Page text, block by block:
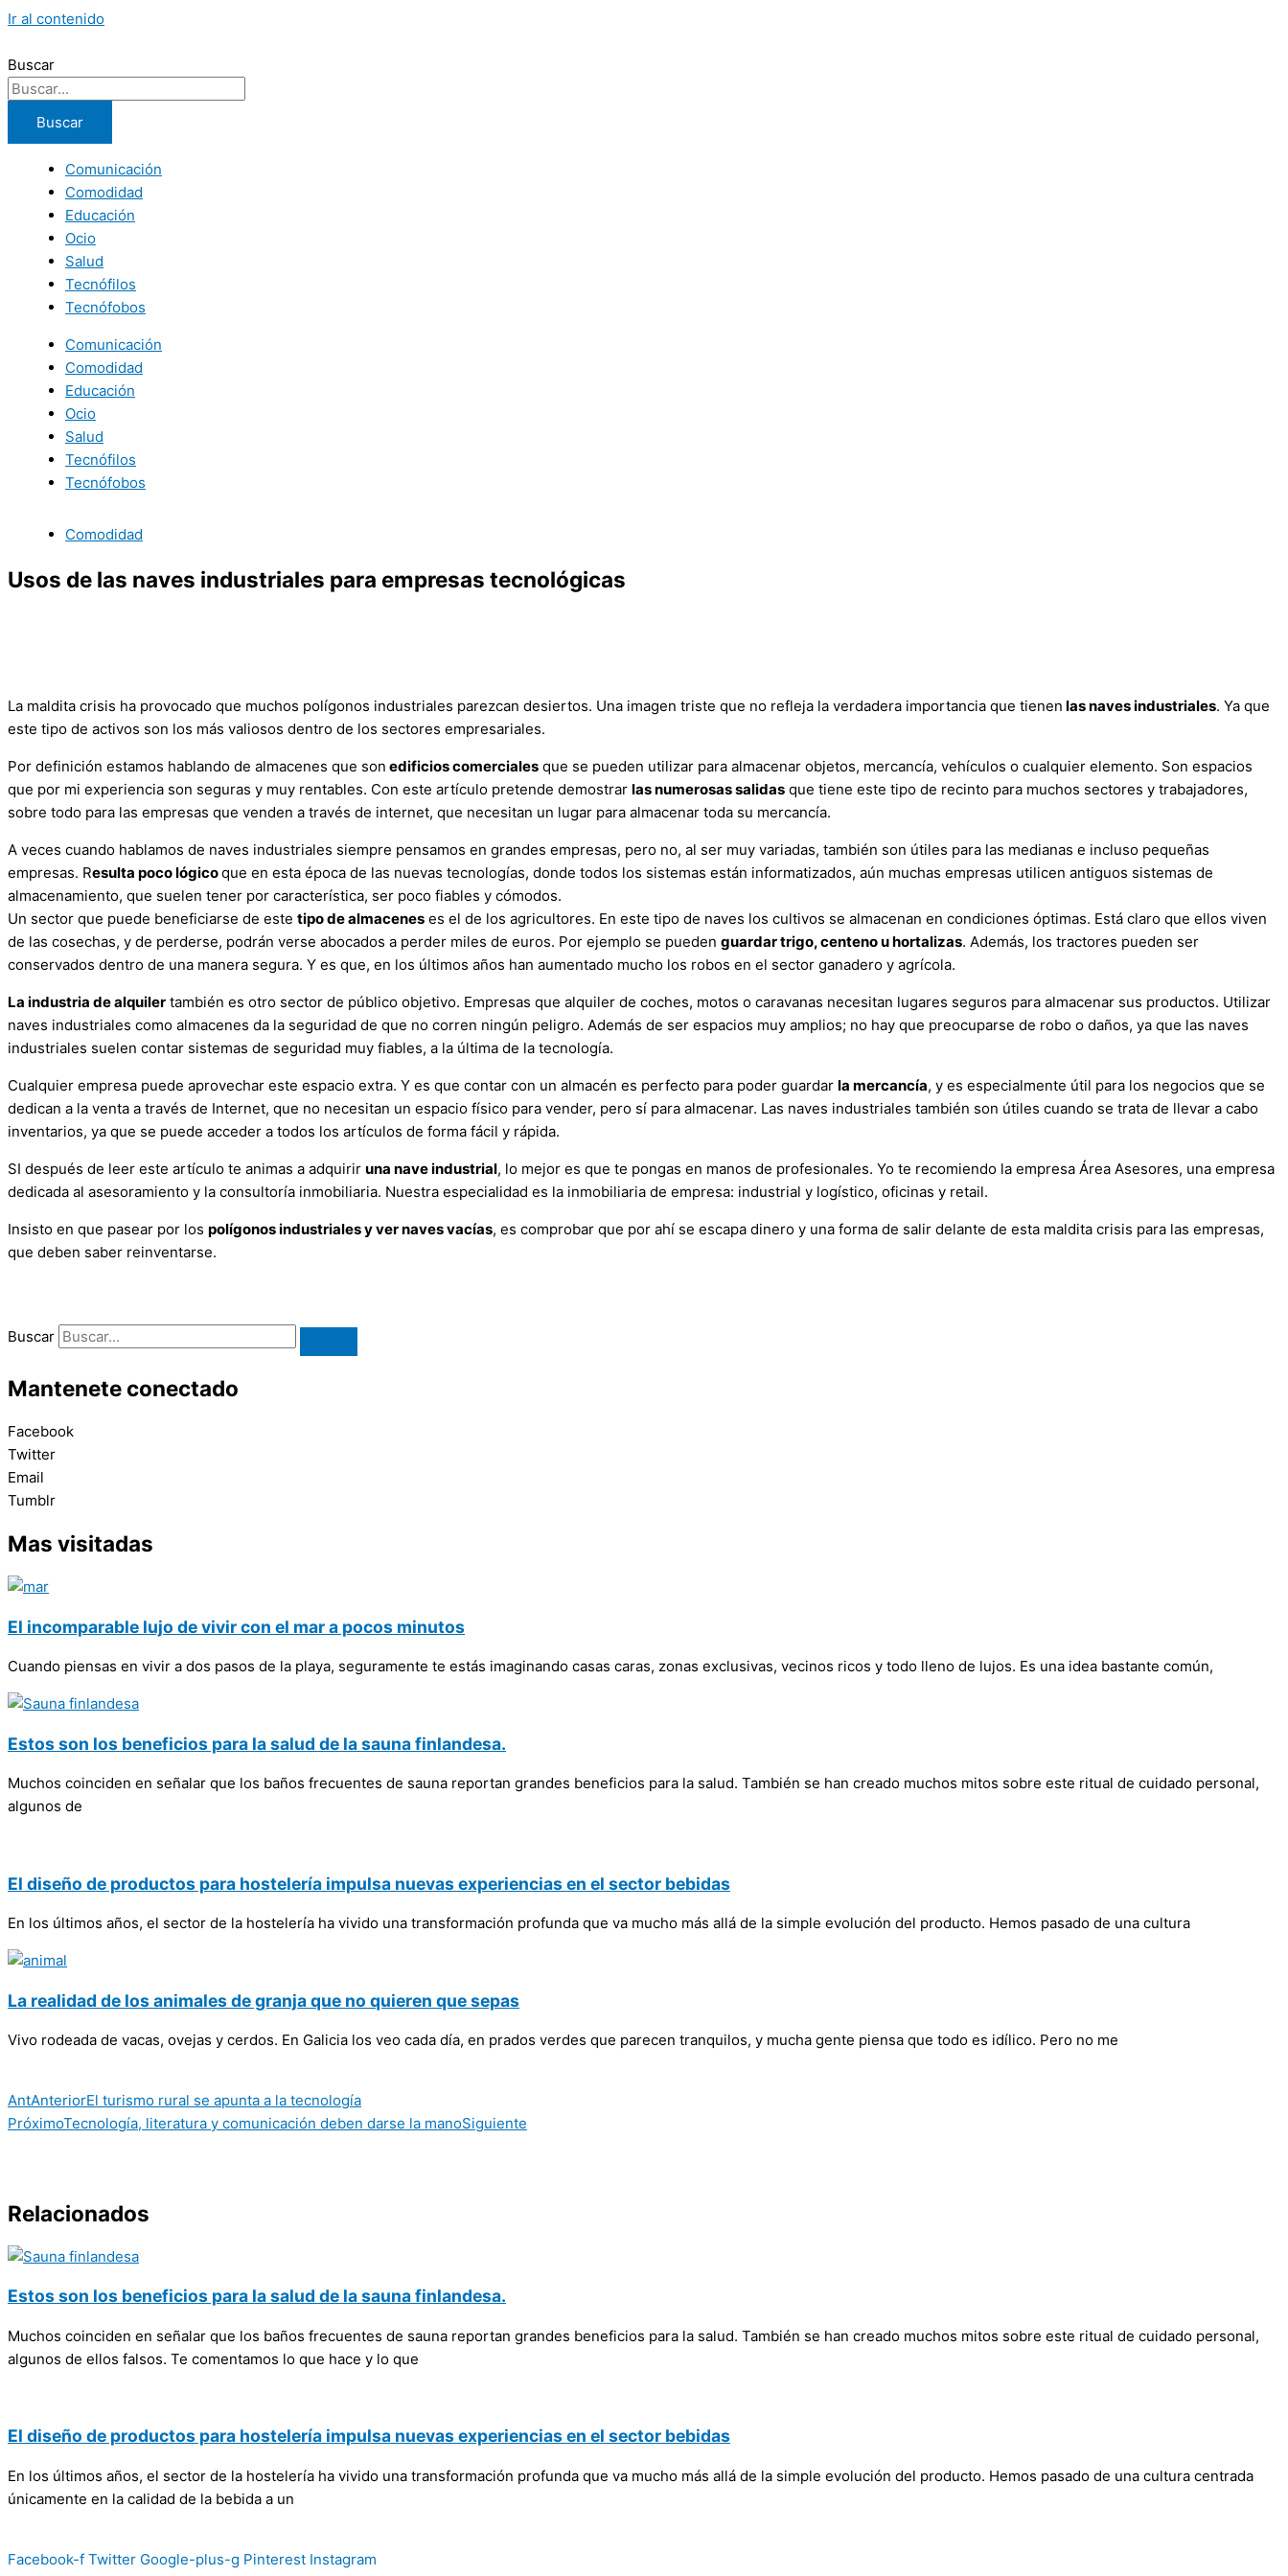
Ir al contenido
Buscar
Buscar
Comunicación
Comodidad
Educación
Ocio
Salud
Tecnófilos
Tecnófobos
Comunicación
Comodidad
Educación
Ocio
Salud
Tecnófilos
Tecnófobos
Comodidad
Usos de las naves industriales para empresas tecnológicas
La maldita crisis ha provocado que muchos polígonos industriales parezcan desiertos. Una imagen triste que no refleja la verdadera importancia que tienen las naves industriales. Ya que
este tipo de activos son los más valiosos dentro de los sectores empresariales.
Por definición estamos hablando de almacenes que son edificios comerciales que se pueden utilizar para almacenar objetos, mercancía, vehículos o cualquier elemento. Son espacios
que por mi experiencia son seguras y muy rentables. Con este artículo pretende demostrar las numerosas salidas que tiene este tipo de recinto para muchos sectores y trabajadores,
sobre todo para las empresas que venden a través de internet, que necesitan un lugar para almacenar toda su mercancía.
A veces cuando hablamos de naves industriales siempre pensamos en grandes empresas, pero no, al ser muy variadas, también son útiles para las medianas e incluso pequeñas
empresas. Resulta poco lógicoque en esta época de las nuevas tecnologías, donde todos los sistemas están informatizados, aún muchas empresas utilicen antiguos sistemas de
almacenamiento, que suelen tener por característica, ser poco fiables y cómodos.
Un sector que puede beneficiarse de este tipo de almacenes es el de los agricultores. En este tipo de naves los cultivos se almacenan en condiciones óptimas. Está claro que ellos viven
de las cosechas, y de perderse, podrán verse abocados a perder miles de euros. Por ejemplo se pueden guardar trigo, centeno u hortalizas. Además, los tractores pueden ser
conservados dentro de una manera segura. Y es que, en los últimos años han aumentado mucho los robos en el sector ganadero y agrícola.
La industria de alquiler también es otro sector de público objetivo. Empresas que alquiler de coches, motos o caravanas necesitan lugares seguros para almacenar sus productos. Utilizar
naves industriales como almacenes da la seguridad de que no corren ningún peligro. Además de ser espacios muy amplios; no hay que preocuparse de robo o daños, ya que las naves
industriales suelen contar sistemas de seguridad muy fiables, a la última de la tecnología.
Cualquier empresa puede aprovechar este espacio extra. Y es que contar con un almacén es perfecto para poder guardar la mercancía, y es especialmente útil para los negocios que se
dedican a la venta a través de Internet, que no necesitan un espacio físico para vender, pero sí para almacenar. Las naves industriales también son útiles cuando se trata de llevar a cabo
inventarios, ya que se puede acceder a todos los artículos de forma fácil y rápida.
SI después de leer este artículo te animas a adquirir una nave industrial, lo mejor es que te pongas en manos de profesionales. Yo te recomiendo la empresa Área Asesores, una empresa
dedicada al asesoramiento y la consultoría inmobiliaria. Nuestra especialidad es la inmobiliaria de empresa: industrial y logístico, oficinas y retail.
Insisto en que pasear por los polígonos industriales y ver naves vacías, es comprobar que por ahí se escapa dinero y una forma de salir delante de esta maldita crisis para las empresas,
que deben saber reinventarse.
Buscar
Mantenete conectado
Facebook
Twitter
Email
Tumblr
Mas visitadas
El incomparable lujo de vivir con el mar a pocos minutos
Cuando piensas en vivir a dos pasos de la playa, seguramente te estás imaginando casas caras, zonas exclusivas, vecinos ricos y todo lleno de lujos. Es una idea bastante común,
Estos son los beneficios para la salud de la sauna finlandesa.
Muchos coinciden en señalar que los baños frecuentes de sauna reportan grandes beneficios para la salud. También se han creado muchos mitos sobre este ritual de cuidado personal,
algunos de
El diseño de productos para hostelería impulsa nuevas experiencias en el sector bebidas
En los últimos años, el sector de la hostelería ha vivido una transformación profunda que va mucho más allá de la simple evolución del producto. Hemos pasado de una cultura
La realidad de los animales de granja que no quieren que sepas
Vivo rodeada de vacas, ovejas y cerdos. En Galicia los veo cada día, en prados verdes que parecen tranquilos, y mucha gente piensa que todo es idílico. Pero no me
AntAnteriorEl turismo rural se apunta a la tecnología
PróximoTecnología, literatura y comunicación deben darse la manoSiguiente
Relacionados
Estos son los beneficios para la salud de la sauna finlandesa.
Muchos coinciden en señalar que los baños frecuentes de sauna reportan grandes beneficios para la salud. También se han creado muchos mitos sobre este ritual de cuidado personal,
algunos de ellos falsos. Te comentamos lo que hace y lo que
El diseño de productos para hostelería impulsa nuevas experiencias en el sector bebidas
En los últimos años, el sector de la hostelería ha vivido una transformación profunda que va mucho más allá de la simple evolución del producto. Hemos pasado de una cultura centrada
únicamente en la calidad de la bebida a un
Facebook-f Twitter Google-plus-g Pinterest Instagram